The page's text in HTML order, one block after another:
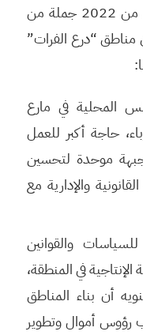
وتبين نتائج الرصد في النصف الأول من 2022 جملة من
مناطق “درع الفرات”
المحلية في مارع
حاجة أكبر للعمل
موحدة لتحسين
والإدارية مع
والقوانين
الإنتاجية في المنطقة،
أن بناء المناطق
رؤوس أموال وتطوير